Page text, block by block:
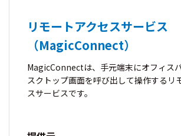
リモートアクセスサービス
（MagicConnect）
MagicConnectは、手元端末にオフィス
スクトップ画面を呼び出して操作するリ
スサービスです。